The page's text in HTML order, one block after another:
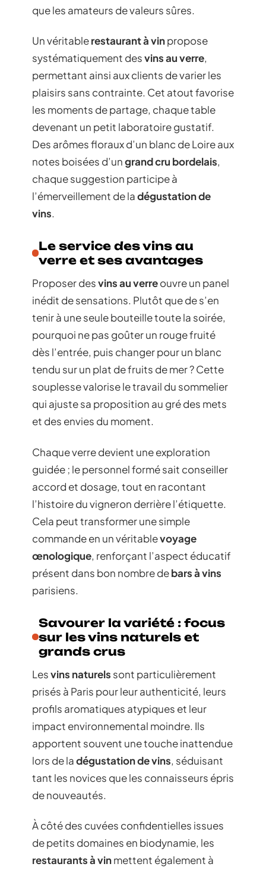
que les amateurs de valeurs sûres.
Un véritablerestaurant à vinpropose
systématiquement desvins au verre,
permettant ainsi aux clients de varier les
plaisirs sans contrainte. Cet atout favorise
les moments de partage, chaque table
devenant un petit laboratoire gustatif.
Des arômes floraux d’un blanc de Loire aux
notes boisées d’ungrand cru bordelais,
chaque suggestion participe à
l’émerveillement de ladégustation de
vins.
Le service des vins au
verre et ses avantages
Proposer desvins au verreouvre un panel
inédit de sensations. Plutôt que de s’en
tenir à une seule bouteille toute la soirée,
pourquoi ne pas goûter un rouge fruité
dès l’entrée, puis changer pour un blanc
tendu sur un plat de fruits de mer ? Cette
souplesse valorise le travail du sommelier
qui ajuste sa proposition au gré des mets
et des envies du moment.
Chaque verre devient une exploration
guidée ; le personnel formé sait conseiller
accord et dosage, tout en racontant
l’histoire du vigneron derrière l’étiquette.
Cela peut transformer une simple
commande en un véritablevoyage
œnologique, renforçant l’aspect éducatif
présent dans bon nombre debars à vins
parisiens.
Savourer la variété : focus
sur les vins naturels et
grands crus
Lesvins naturels sont particulièrement
prisés à Paris pour leur authenticité, leurs
profils aromatiques atypiques et leur
impact environnemental moindre. Ils
apportent souvent une touche inattendue
lors de ladégustation de vins, séduisant
tant les novices que les connaisseurs épris
de nouveautés.
À côté des cuvées confidentielles issues
de petits domaines en biodynamie, les
restaurants à vinmettent également à